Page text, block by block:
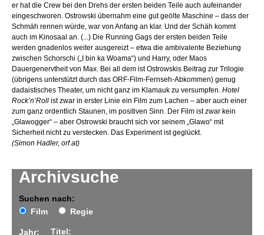
Archivsuche
Suchen nach:
Film
Regie
Jahr: Titel:
er hat die Crew bei den Drehs der ersten beiden Teile auch aufeinander
eingeschworen. Ostrowski übernahm eine gut geölte Maschine – dass der
Schmäh rennen würde, war von Anfang an klar. Und der Schäh kommt
auch im Kinosaal an. (...) Die Running Gags der ersten beiden Teile
werden gnadenlos weiter ausgereizt – etwa die ambivalente Beziehung
zwischen Schorschi („I bin ka Woama“) und Harry, oder Maos
Dauergenervtheit von Max. Bei all dem ist Ostrowskis Beitrag zur Trilogie
(übrigens unterstützt durch das ORF-Film-Fernseh-Abkommen) genug
dadaistisches Theater, um nicht ganz im Klamauk zu versumpfen. Hotel
Rock’n’Roll ist zwar in erster Linie ein Film zum Lachen – aber auch einer
zum ganz ordentlich Staunen, im positiven Sinn. Der Film ist zwar kein
„Glawogger“ – aber Ostrowski braucht sich vor seinem „Glawo“ mit
Sicherheit nicht zu verstecken. Das Experiment ist geglückt.
(Simon Hadler, orf.at)